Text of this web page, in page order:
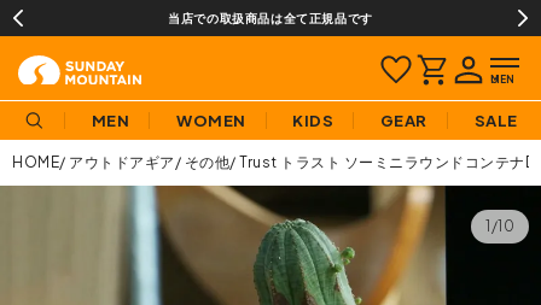
当店での取扱商品は全て正規品です
MEN WOMEN KIDS GEAR SALE
HOME アウトドアギア その他 Trust トラスト ソーミニラウンドコンテナ
1/10